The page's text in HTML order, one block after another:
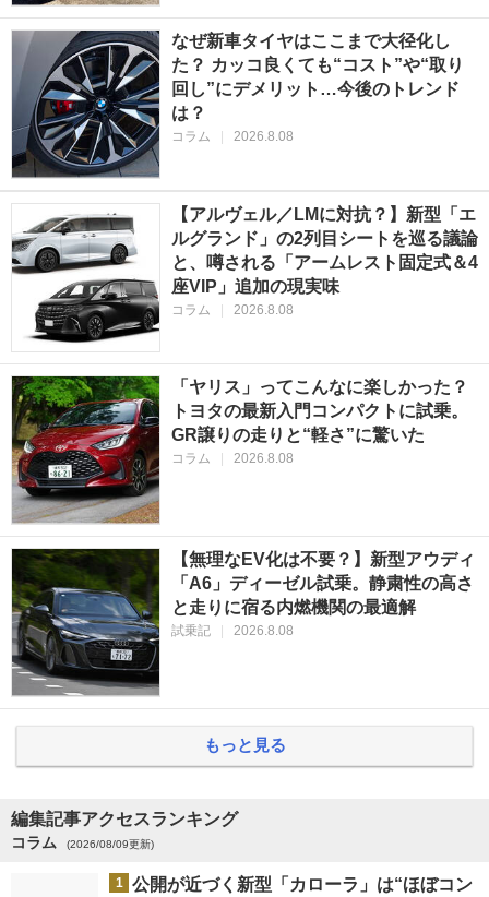
なぜ新車タイヤはここまで大径化し
た？ カッコ良くても“コスト”や“取り
回し”にデメリット…今後のトレンド
は？
コラム 2026.8.08
【アルヴェル／LMに対抗？】新型「エ
ルグランド」の2列目シートを巡る議論
と、噂される「アームレスト固定式＆4
座VIP」追加の現実味
コラム 2026.8.08
「ヤリス」ってこんなに楽しかった？
トヨタの最新入門コンパクトに試乗。
GR譲りの走りと“軽さ”に驚いた
コラム | 2026.8.08
【無理なEV化は不要？】新型アウディ
「A6」ディーゼル試乗。静粛性の高さ
と走りに宿る内燃機関の最適解
試乗記 | 2026.8.08
もっと見る
編集記事アクセスランキング
コラム (2026/08/09更新)
1
公開が近づく新型「カローラ」は“ほぼコン